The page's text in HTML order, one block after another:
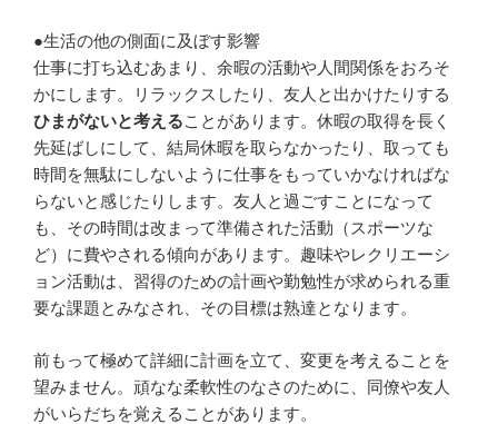
●生活の他の側面に及ぼす影響
仕事に打ち込むあまり、余暇の活動や人間関係をおろそ
かにします。リラックスしたり、友人と出かけたりする
ひまがないと考えることがあります。休暇の取得を長く
先延ばしにして、結局休暇を取らなかったり、取っても
時間を無駄にしないように仕事をもっていかなければな
らないと感じたりします。友人と過ごすことになって
も、その時間は改まって準備された活動（スポーツな
ど）に費やされる傾向があります。趣味やレクリエーシ
ョン活動は、習得のための計画や勤勉性が求められる重
要な課題とみなされ、その目標は熟達となります。
前もって極めて詳細に計画を立て、変更を考えることを
望みません。頑なな柔軟性のなさのために、同僚や友人
がいらだちを覚えることがあります。